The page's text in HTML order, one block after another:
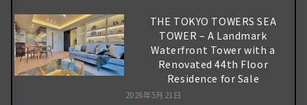
THE TOKYO TOWERS SEA
TOWER – A Landmark
Waterfront Tower with a
Renovated 44th Floor
Residence for Sale
2026年5月21日